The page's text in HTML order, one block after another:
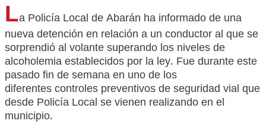
La Policía Local de Abarán ha informado de una
nueva detención en relación a un conductor al que se
sorprendió al volante superando los niveles de
alcoholemia establecidos por la ley. Fue durante este
pasado fin de semana en uno de los
diferentes controles preventivos de seguridad vial que
desde Policía Local se vienen realizando en el
municipio.